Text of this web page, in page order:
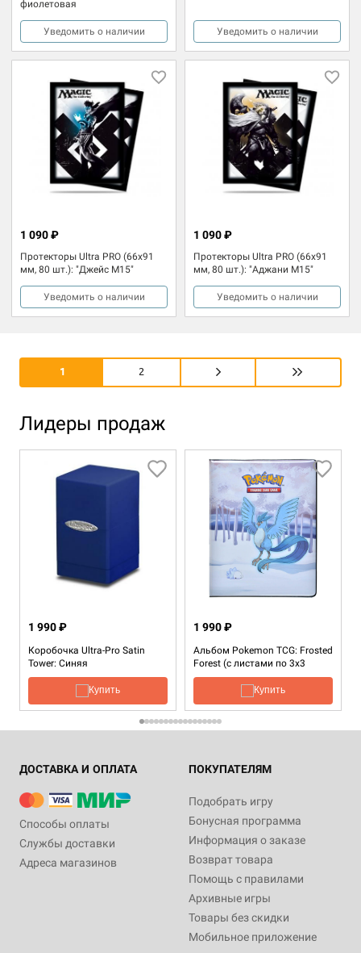
фиолетовая
Уведомить о наличии Уведомить о наличии
Протекторы Ultra PRO (66x91
мм, 80 шт.): "Джейс М15"
1 090 ₽
Уведомить о наличии
Протекторы Ultra PRO (66x91
мм, 80 шт.): "Аджани М15"
1 090 ₽
Уведомить о наличии
1 2
Лидеры продаж
Коробочка Ultra-Pro Satin
Tower: Синяя
1 990 ₽
Купить
Альбом Pokemon TCG: Frosted
Forest (с листами по 3x3
кармашка)
1 990 ₽
Купить
ДОСТАВКА И ОПЛАТА
Способы оплаты
Службы доставки
Адреса магазинов
ПОКУПАТЕЛЯМ
Подобрать игру
Бонусная программа
Информация о заказе
Возврат товара
Помощь с правилами
Архивные игры
Товары без скидки
Мобильное приложение